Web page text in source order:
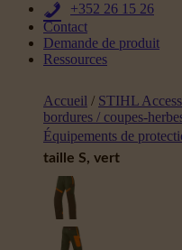
+352 26 15 26
Contact
Demande de produit
Ressources
Accueil / STIHL
bordures / coupes-
Équipements de
taille S, vert